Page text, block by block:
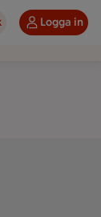
Logga in